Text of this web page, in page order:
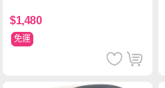
$1,480
免運